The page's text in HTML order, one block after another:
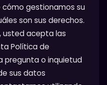
gestionamos su
son sus derechos.
usted acepta las
Política de
pregunta o inquietud
sus datos